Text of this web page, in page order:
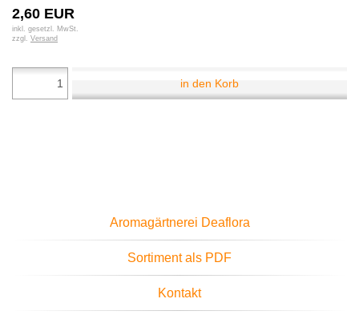
2,60 EUR
inkl. gesetzl. MwSt.
zzgl. Versand
in den Korb
Aromagärtnerei Deaflora
Sortiment als PDF
Kontakt